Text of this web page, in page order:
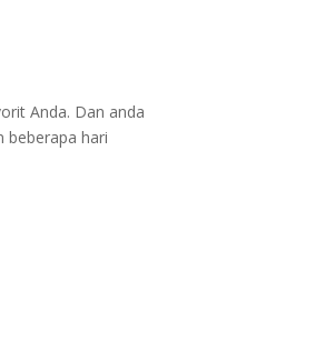
Anda. Dan anda
beberapa hari